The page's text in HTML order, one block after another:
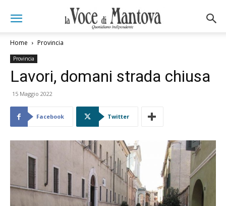
Home Provincia
Provincia
Lavori, domani strada chiusa
15 Maggio 2022
Facebook Twitter